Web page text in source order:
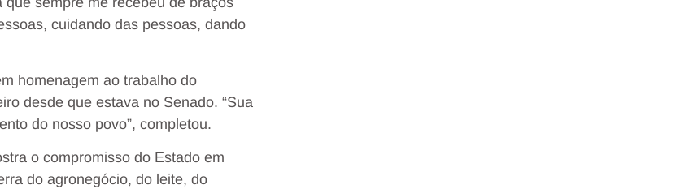
cuidando das pessoas, dando
homenagem ao trabalho do
desde que estava no Senado. “Sua
do nosso povo”, completou.
o compromisso do Estado em
do agronegócio, do leite, do